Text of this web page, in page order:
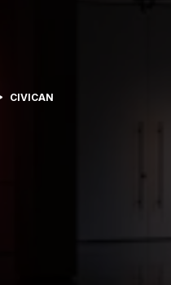
CIVICAN